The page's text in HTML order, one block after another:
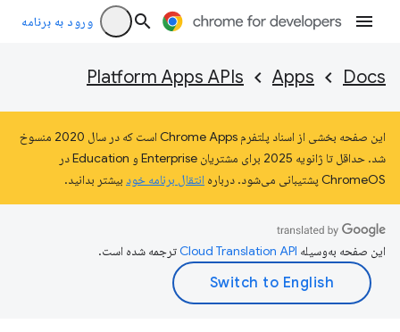
ورود به برنامه
Docs
Apps
Platform Apps APIs
این صفحه بخشی از اسناد پلتفرم Chrome Apps است که در سال 2020 منسوخ
شد. حداقل تا ژانویه 2025 برای مشتریان Enterprise و Education در
ChromeOS پشتیبانی می‌شود. درباره
انتقال برنامه خود بیشتر بدانید.
این صفحه به‌وسیله ترجمه شده است.